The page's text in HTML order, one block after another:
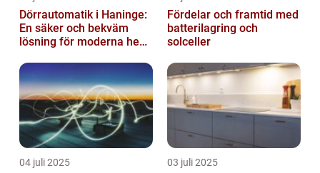
Dörrautomatik i Haninge:
En säker och bekväm
lösning för moderna hem
Fördelar och framtid med
batterilagring och
solceller
04 juli 2025 03 juli 2025